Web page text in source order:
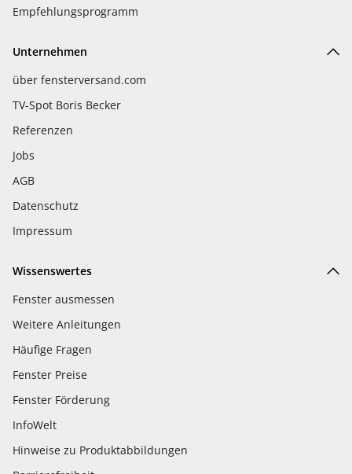
Empfehlungsprogramm
Unternehmen
über fensterversand.com
TV-Spot Boris Becker
Referenzen
Jobs
AGB
Datenschutz
Impressum
Wissenswertes
Fenster ausmessen
Weitere Anleitungen
Häufige Fragen
Fenster Preise
Fenster Förderung
InfoWelt
Hinweise zu Produktabbildungen